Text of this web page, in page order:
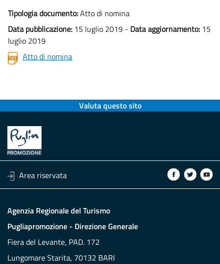
Tipologia documento:Atto di nomina
Data pubblicazione: 15 luglio 2019 - Data aggiornamento: 15
luglio 2019
Atto di nomina
Valuta questo sito
Area riservata
Agenzia Regionale del Turismo
Pugliapromozione - Direzione Generale
Fiera del Levante, PAD. 172
Lungomare Starita, 70132 BARI